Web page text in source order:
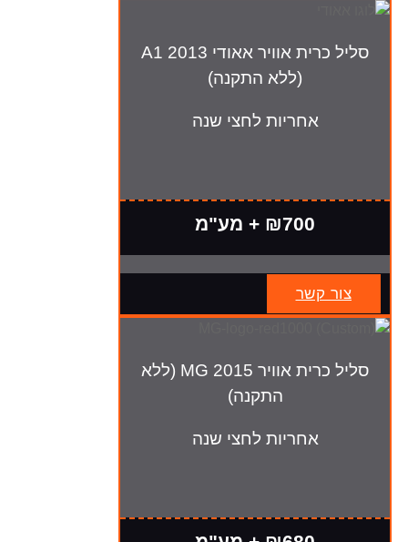
סליל כרית אוויר אאודי A1 2013
(ללא התקנה)
אחריות לחצי שנה
₪700 + מע"מ
צור קשר
סליל כרית אוויר MG 2015 (ללא
התקנה)
אחריות לחצי שנה